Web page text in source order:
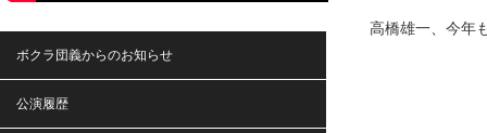
高橋雄一、今年
ボクラ団義からのお知らせ
公演履歴